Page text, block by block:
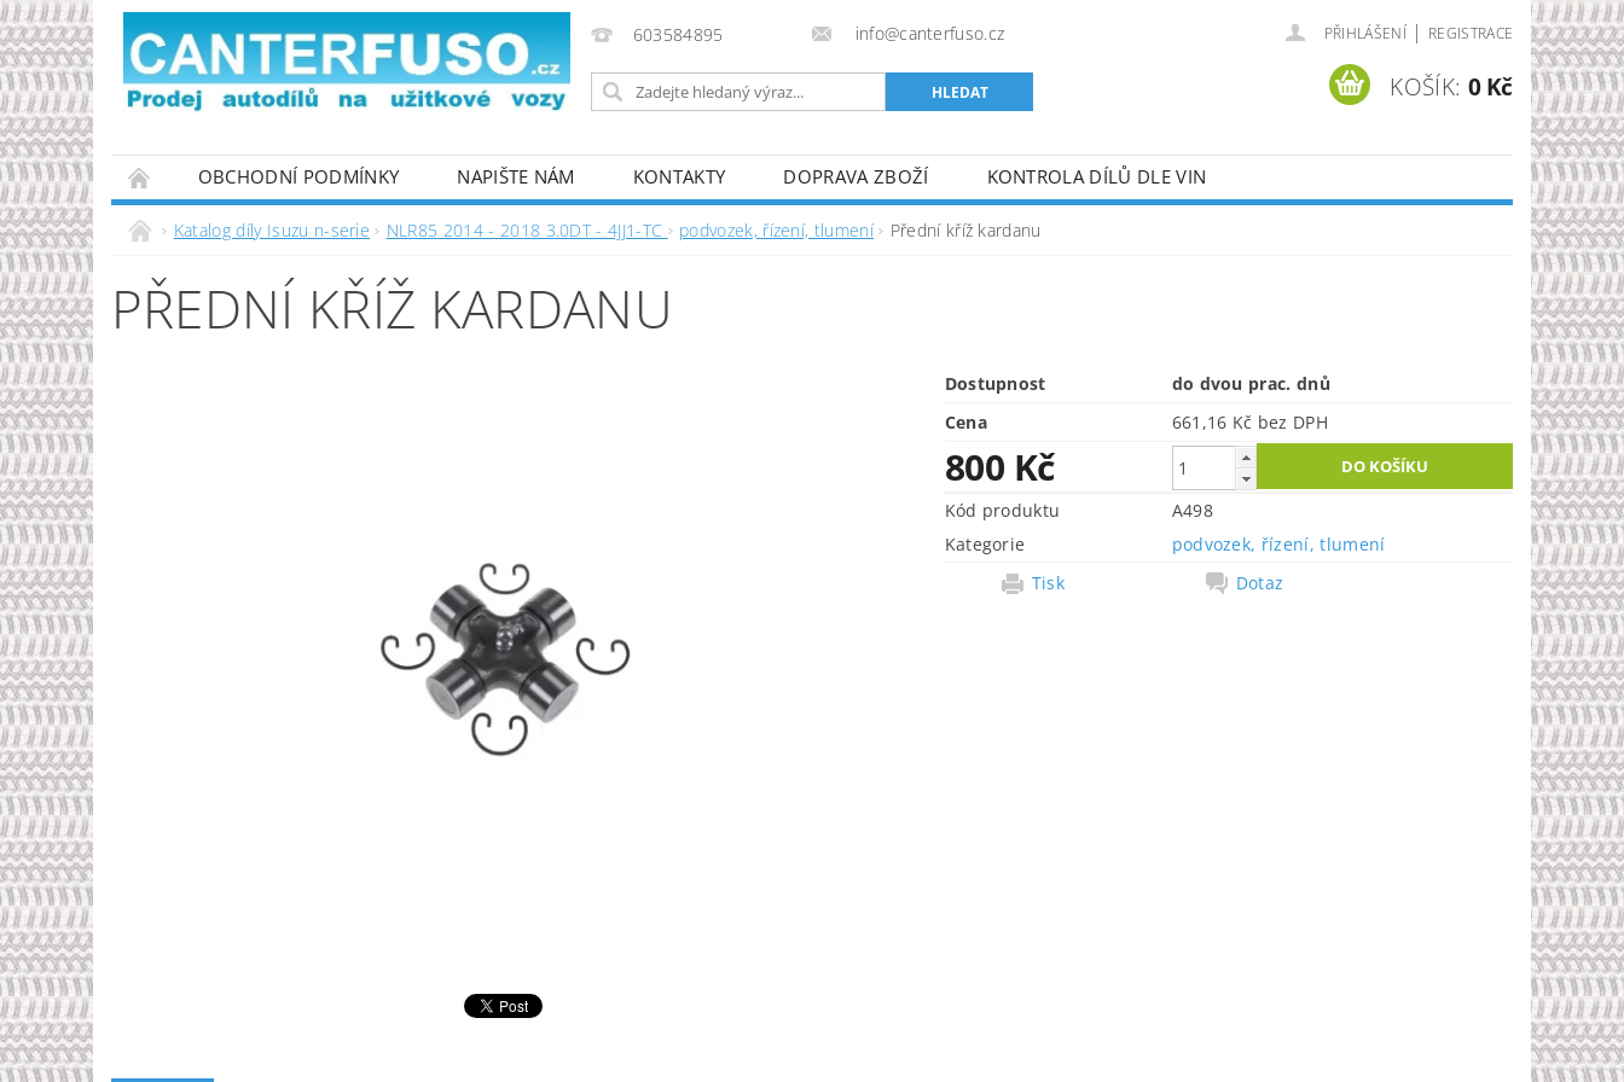
603584895 info@canterfuso.cz PŘIHLÁŠENÍ | REGISTRACE
KOŠÍK: 0 Kč
OBCHODNÍ PODMÍNKY NAPIŠTE NÁM KONTAKTY DOPRAVA ZBOŽÍ
KONTROLA DÍLŮ DLE VIN
PODMÍNKY OCHRANY OSOBNÍCH ÚDAJŮ
Katalog díly Isuzu n-serie NLR85 2014 - 2018 3.0DT - 4JJ1-TC podvozek, řízení, tlumení Přední kříž kardanu
PŘEDNÍ KŘÍŽ KARDANU
Dostupnost
do dvou prac. dnů
Cena
661,16 Kč bez DPH
800 Kč
Kód produktu
A498
Kategorie
podvozek, řízení, tlumení
Tisk
Dotaz